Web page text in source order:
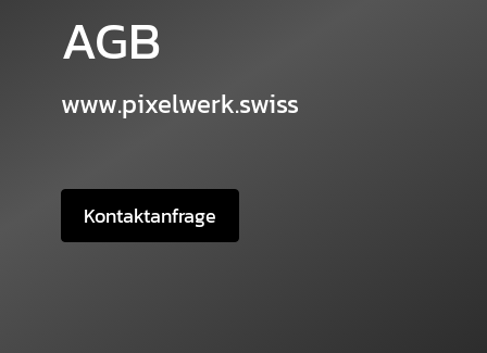
AGB
www.pixelwerk.swiss
Kontaktanfrage